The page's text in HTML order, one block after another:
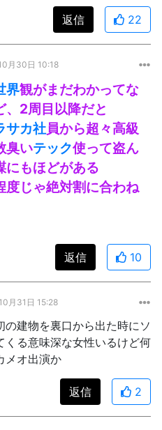
返信 22
月30日 10:18
界観がまだわかってな
、2周目以降だと
サカ社員から超々高級
臭いテック使って盗ん
にもほどがある
度じゃ絶対割に合わね
返信
10
月31日 15:28
の建物を裏口から出た時にソ
くる意味深な女性いるけど何
メオ出演か
返信 2